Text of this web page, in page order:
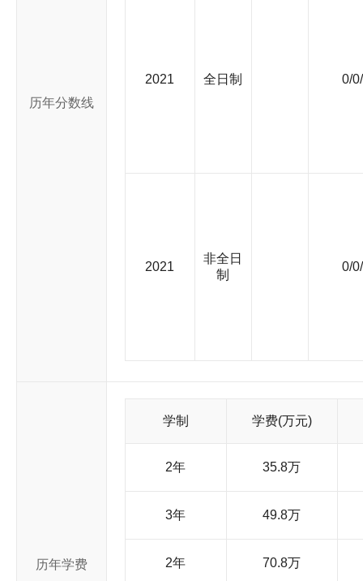
近现代发展史上的诸多“第一”：中国最早的内燃机、最早的电
术、第一例成功移植同种原位肝手术、第一例成功抢救大面积
获61项高等教育国家级教学成果奖（其中39项为第一完成单位
示范中心16个；有国家“万人计划”教学名师2人，国家高层次
海市教学名师奖获得者36人，国家级教学团队16个，上海市教
重点（级）实验室，1个国家级创新基地，1个国家实验室，1
新中心，1个国家应用数据中心，5个国家工程研究中心，2个
学科实验室，37个上海市重点实验室，7个教育部工程研究中
个教育部高等学校软科学研究基地等。目前，正在建设一批面向世界
国第二；19项成果获评教育部“三大奖”，总数位列全国第一；
历年分数线
2021 全日制 0/
2021
非全日
制
0/
历年学费
学制 学费(万元)
2年 35.8万
3年 49.8万
2年 70.8万